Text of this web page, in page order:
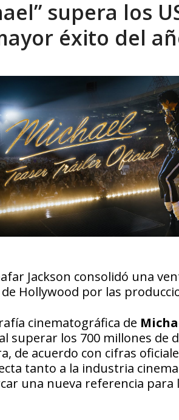
de violación sistemática de derechos
supera los
éxito del
Jackson consolidó una
Hollywood por las
cinematográfica de
superar los 700 millones de
de acuerdo con cifras
tanto a la industria
una nueva referencia para